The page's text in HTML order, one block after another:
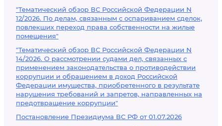
"Тематический обзор ВС Российской Федерации N
12/2026. По делам, связанным с оспариванием сделок,
повлекших переход права собственности на жилые
помещения"
"Тематический обзор ВС Российской Федерации N
14/2026. О рассмотрении судами дел, связанных с
применением законодательства о противодействии
коррупции и обращением в доход Российской
Федерации имущества, приобретенного в результате
нарушения требований и запретов, направленных на
предотвращение коррупции"
Постановление Президиума ВС РФ от 01.07.2026